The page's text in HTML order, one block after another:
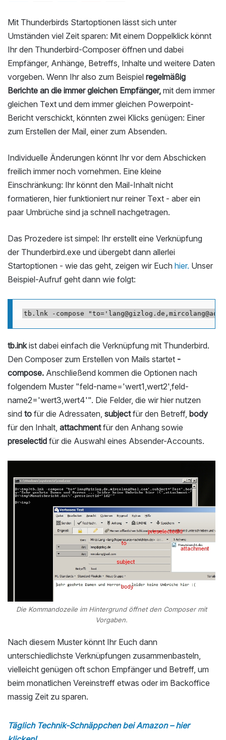
Mit Thunderbirds Startoptionen lässt sich unter
Umständen viel Zeit sparen: Mit einem Doppelklick könnt
Ihr den Thunderbird-Composer öffnen und dabei
Empfänger, Anhänge, Betreffs, Inhalte und weitere Daten
vorgeben. Wenn Ihr also zum Beispiel regelmäßig
Berichte an die immer gleichen Empfänger, mit dem immer
gleichen Text und dem immer gleichen Powerpoint-
Bericht verschickt, könnten zwei Klicks genügen: Einer
zum Erstellen der Mail, einer zum Absenden.
Individuelle Änderungen könnt Ihr vor dem Abschicken
freilich immer noch vornehmen. Eine kleine
Einschränkung: Ihr könnt den Mail-Inhalt nicht
formatieren, hier funktioniert nur reiner Text - aber ein
paar Umbrüche sind ja schnell nachgetragen.
Das Prozedere ist simpel: Ihr erstellt eine Verknüpfung
der Thunderbird.exe und übergebt dann allerlei
Startoptionen - wie das geht, zeigen wir Euch hier. Unser
Beispiel-Aufruf geht dann wie folgt:
tb.inkist dabei einfach die Verknüpfung mit Thunderbird.
Den Composer zum Erstellen von Mails startet -
compose. Anschließend kommen die Optionen nach
folgendem Muster "feld-name='wert1,wert2',feld-
name2='wert3,wert4'". Die Felder, die wir hier nutzen
sind to für die Adressaten, subjectfür den Betreff, body
für den Inhalt, attachmentfür den Anhang sowie
preselectid für die Auswahl eines Absender-Accounts.
Die Kommandozeile im Hintergrund öffnet den Composer mit
Vorgaben.
Nach diesem Muster könnt Ihr Euch dann
unterschiedlichste Verknüpfungen zusammenbasteln,
vielleicht genügen oft schon Empfänger und Betreff, um
beim monatlichen Vereinstreff etwas oder im Backoffice
massig Zeit zu sparen.
Täglich Technik-Schnäppchen bei Amazon – hier